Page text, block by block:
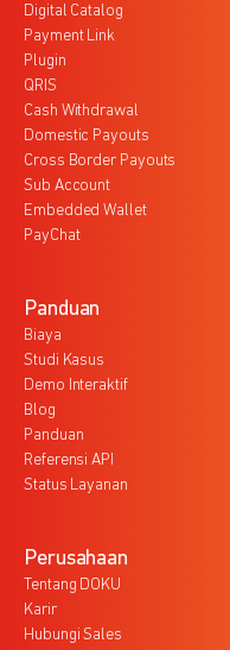
Digital Catalog
Payment Link
Plugin
QRIS
Cash Withdrawal
Domestic Payouts
Cross Border Payouts
Sub Account
Embedded Wallet
PayChat
Panduan
Biaya
Studi Kasus
Demo Interaktif
Blog
Panduan
Referensi API
Status Layanan
Perusahaan
Tentang DOKU
Karir
Hubungi Sales